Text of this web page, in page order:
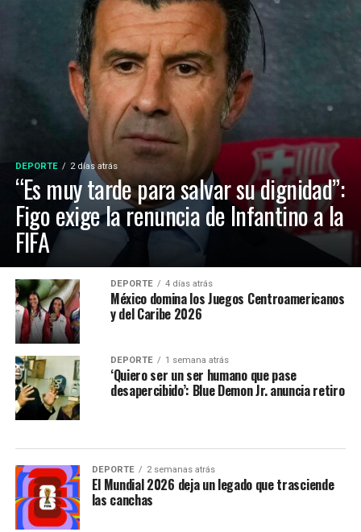
DEPORTE 2 días atrás
“Es muy tarde para salvar su dignidad”:
Figo exige la renuncia de Infantino a la
FIFA
DEPORTE 4 días atrás
México domina los Juegos Centroamericanos
y del Caribe 2026
DEPORTE 1 semana atrás
‘Quiero ser un ser humano que pase
desapercibido’: Blue Demon Jr. anuncia retiro
DEPORTE 2 semanas atrás
El Mundial 2026 deja un legado que trasciende
las canchas